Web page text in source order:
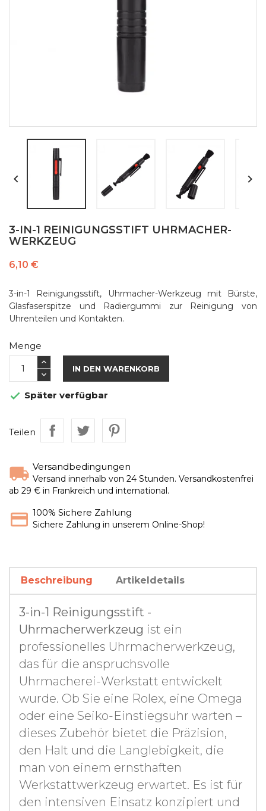
 
3-IN-1 REINIGUNGSSTIFT UHRMACHER-
WERKZEUG
6,10 €
3-in-1 Reinigungsstift, Uhrmacher-Werkzeug mit Bürste,
Glasfaserspitze und Radiergummi zur Reinigung von
Uhrenteilen und Kontakten.
Menge
IN DEN WARENKORB
 Später verfügbar
Teilen
Versandbedingungen
Versand innerhalb von 24 Stunden. Versandkostenfrei
ab 29 € in Frankreich und international.
100% Sichere Zahlung
Sichere Zahlung in unserem Online-Shop!
Beschreibung Artikeldetails
3-in-1 Reinigungsstift -
Uhrmacherwerkzeug ist ein
professionelles Uhrmacherwerkzeug,
das für die anspruchsvolle
Uhrmacherei-Werkstatt entwickelt
wurde. Ob Sie eine Rolex, eine Omega
oder eine Seiko-Einstiegsuhr warten –
dieses Zubehör bietet die Präzision,
den Halt und die Langlebigkeit, die
man von einem ernsthaften
Werkstattwerkzeug erwartet. Es ist für
den intensiven Einsatz konzipiert und